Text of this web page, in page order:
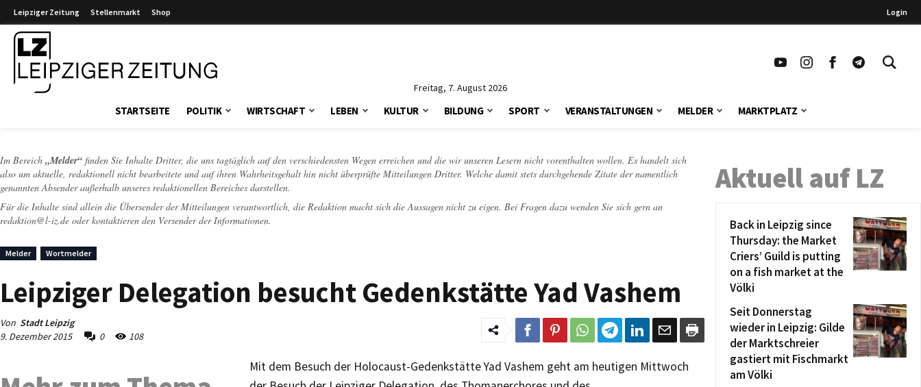
Leipziger Zeitung Stellenmarkt Shop Login
Freitag, 7. August 2026
STARTSEITE POLITIK WIRTSCHAFT LEBEN KULTUR BILDUNG SPORT VERANSTALTUNGEN MELDER MARKTPLATZ
Im Bereich „Melder“ finden Sie Inhalte Dritter, die uns tagtäglich auf den verschiedensten Wegen erreichen und die wir unseren Lesern nicht vorenthalten wollen. Es handelt sich
also um aktuelle, redaktionell nicht bearbeitete und auf ihren Wahrheitsgehalt hin nicht überprüfte Mitteilungen Dritter. Welche damit stets durchgehende Zitate der namentlich
genannten Absender außerhalb unseres redaktionellen Bereiches darstellen.
Für die Inhalte sind allein die Übersender der Mitteilungen verantwortlich, die Redaktion macht sich die Aussagen nicht zu eigen. Bei Fragen dazu wenden Sie sich gern an
redaktion@l-iz.de oder kontaktieren den Versender der Informationen.
Melder Wortmelder
Leipziger Delegation besucht Gedenkstätte Yad Vashem
Von Stadt Leipzig
9. Dezember 2015
0 108
Mit dem Besuch der Holocaust-Gedenkstätte Yad Vashem geht am heutigen Mittwoch
Aktuell auf LZ
Back in Leipzig since
Thursday: the Market
Criers’ Guild is putting
on a fish market at the
Völki
Seit Donnerstag
wieder in Leipzig: Gilde
der Marktschreier
gastiert mit Fischmarkt
am Völki